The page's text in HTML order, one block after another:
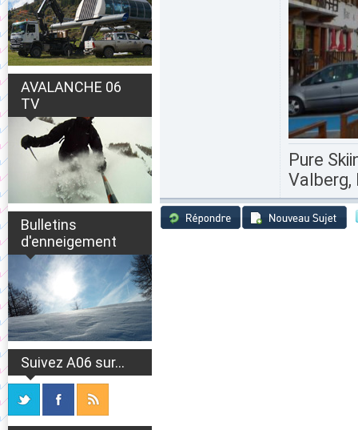
AVALANCHE 06
TV
Bulletins
d'enneigement
Suivez A06 sur...
Pure
Valberg,